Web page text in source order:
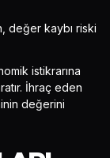
değer kaybı riski
istikrarına
İhraç eden
değerini